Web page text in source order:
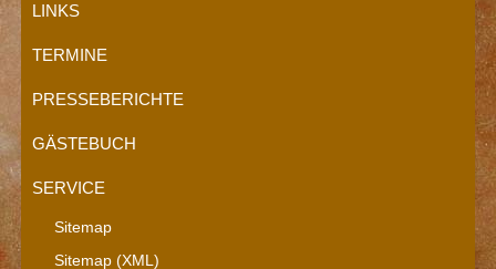
LINKS
TERMINE
PRESSEBERICHTE
GÄSTEBUCH
SERVICE
Sitemap
Sitemap (XML)